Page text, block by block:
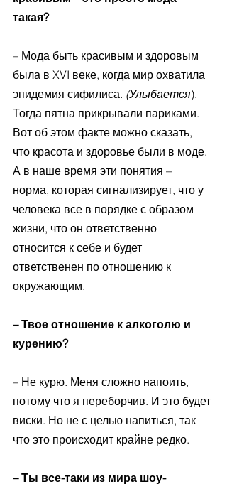
такая?
– Мода быть красивым и здоровым
была в XVI веке, когда мир охватила
эпидемия сифилиса. (Улыбается).
Тогда пятна прикрывали париками.
Вот об этом факте можно сказать,
что красота и здоровье были в моде.
А в наше время эти понятия –
норма, которая сигнализирует, что у
человека все в порядке с образом
жизни, что он ответственно
относится к себе и будет
ответственен по отношению к
окружающим.
– Твое отношение к алкоголю и
курению?
– Не курю. Меня сложно напоить,
потому что я переборчив. И это будет
виски. Но не с целью напиться, так
что это происходит крайне редко.
– Ты все-таки из мира шоу-